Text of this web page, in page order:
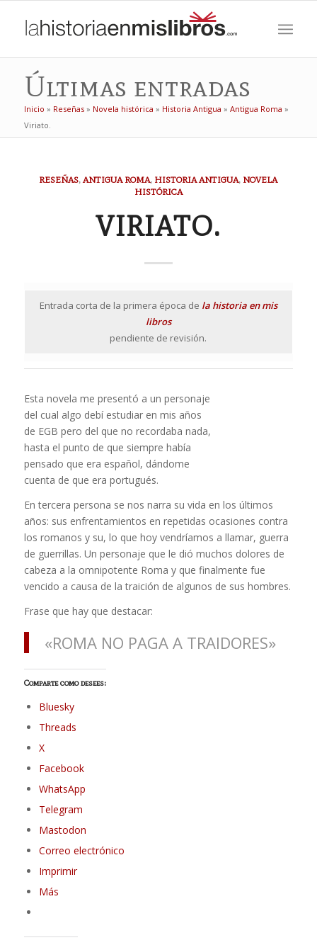
Últimas entradas
Inicio » Reseñas» Novela histórica » Historia Antigua » Antigua Roma »
Viriato.
RESEÑAS,ANTIGUA ROMA, HISTORIA ANTIGUA, NOVELA
HISTÓRICA
VIRIATO.
Entrada corta de la primera época de la historia en mis
libros
pendiente de revisión.
Esta novela me presentó a un personaje
del cual algo debí estudiar en mis años
de EGB pero del que no recordaba nada,
hasta el punto de que siempre había
pensado que era español, dándome
cuenta de que era portugués.
En tercera persona se nos narra su vida en los últimos
años: sus enfrentamientos en repetidas ocasiones contra
los romanos y su, lo que hoy vendríamos a llamar, guerra
de guerrillas. Un personaje que le dió muchos dolores de
cabeza a la omnipotente Roma y que finalmente fue
vencido a causa de la traición de algunos de sus hombres.
Frase que hay que destacar:
«ROMA NO PAGA A TRAIDORES»
Comparte como desees:
Bluesky
Threads
X
Facebook
WhatsApp
Telegram
Mastodon
Correo electrónico
Imprimir
Más